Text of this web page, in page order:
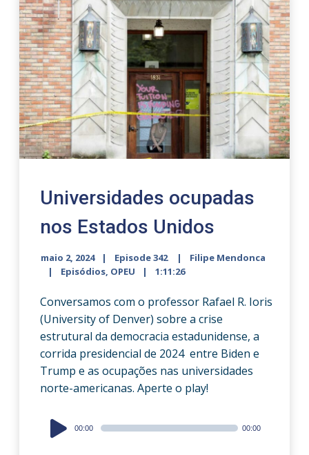
Universidades ocupadas
nos Estados Unidos
maio 2, 2024 Episode 342
Filipe Mendonca
Episódios, OPEU 1:11:26
Conversamos com o professor Rafael R. Ioris
(University of Denver) sobre a crise
estrutural da democracia estadunidense, a
corrida presidencial de 2024 entre Biden e
Trump e as ocupações nas universidades
norte-americanas. Aperte o play!
Audio
Player
00:00 00:00